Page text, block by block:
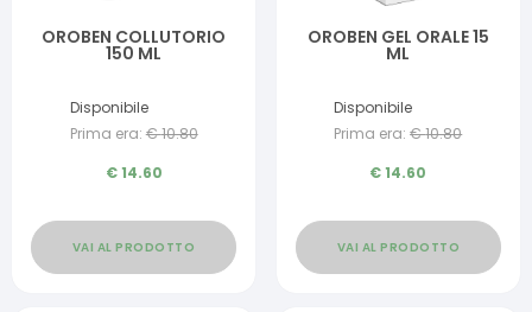
OROBEN COLLUTORIO
150 ML
Disponibile
Prima era: €10.80
€14.60
VAI AL PRODOTTO
OROBEN GEL ORALE 15
ML
Disponibile
Prima era: €10.80
€14.60
VAI AL PRODOTTO